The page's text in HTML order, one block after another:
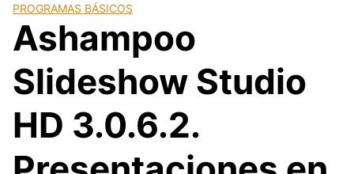
PROGRAMAS BÁSICOS
Ashampoo
Slideshow Studio
HD 3.0.6.2.